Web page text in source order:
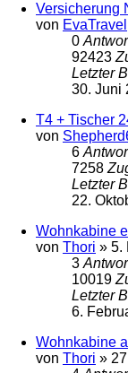
Versicherung
von EvaTravel
0
92423
Letzter
30. Juni
T4 + Tischer
von
6
7258
Letzter
22.
Wohnkabine
von Thori » 5.
3
10019
Letzter
6.
Wohnkabine
von Thori »